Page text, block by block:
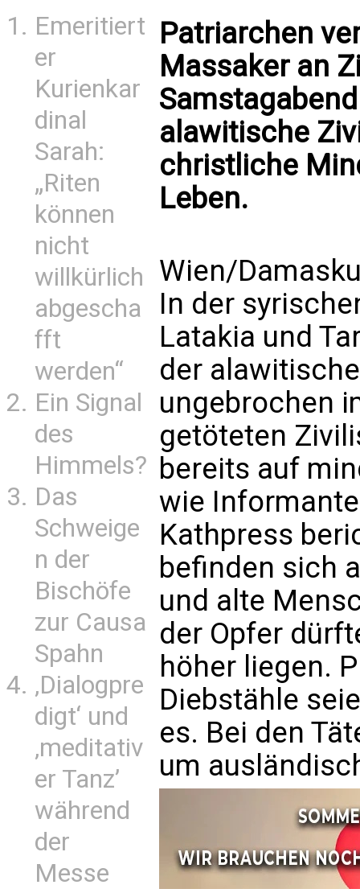
Emeritiert
er
Kurienkar
dinal
Sarah:
„Riten
können
nicht
willkürlich
abgescha
fft
werden“
Ein Signal
des
Himmels?
Das
Schweige
n der
Bischöfe
zur Causa
Spahn
‚Dialogpre
digt‘ und
‚meditativ
er Tanz’
während
der
Messe
Patriarchen
Massaker an
alawitische
christliche
Leben.
Wien/
In der
Latakia und
der
ungebrochen
getöteten
bereits auf
wie
Kathpress
befinden sich
und alte
der Opfer
höher liegen.
Diebstähle
es. Bei den
um